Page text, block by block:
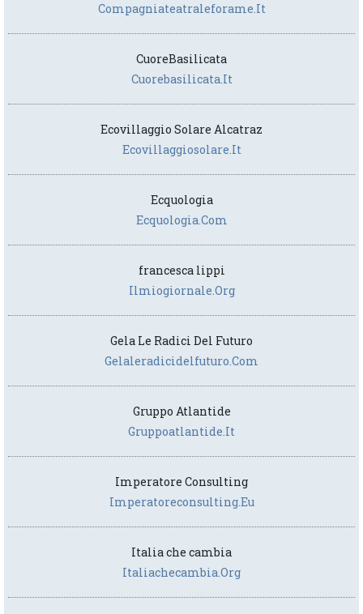
Compagniateatraleforame.it
CuoreBasilicata
Cuorebasilicata.it
Ecovillaggio Solare Alcatraz
Ecovillaggiosolare.it
Ecquologia
Ecquologia.com
francesca lippi
Ilmiogiornale.org
Gela Le Radici Del Futuro
Gelaleradicidelfuturo.com
Gruppo Atlantide
Gruppoatlantide.it
Imperatore Consulting
Imperatoreconsulting.eu
Italia che cambia
Italiachecambia.org